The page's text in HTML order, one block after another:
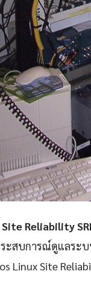
Reliability
ะสบการณ์ดูแลระบ
Linux Site